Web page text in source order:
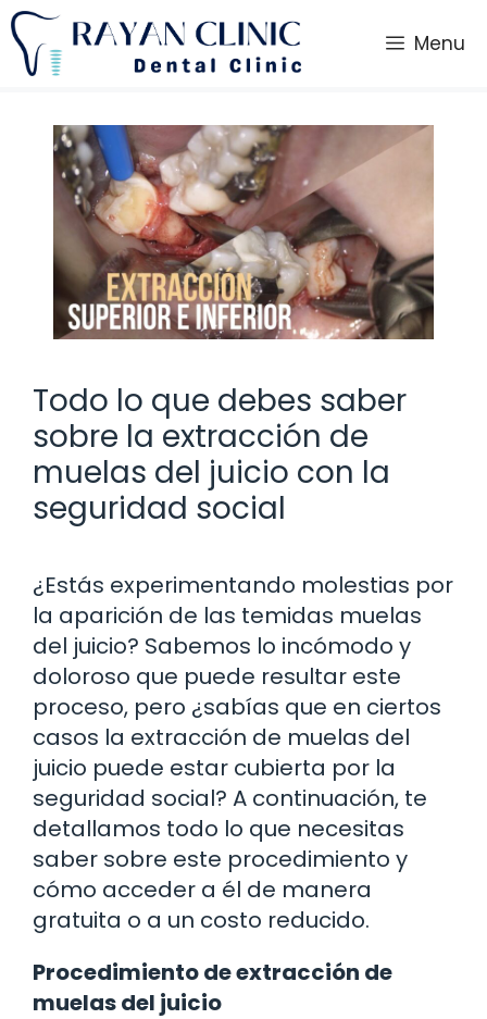
Saltar
al
contenido
Menu
Todo lo que debes saber
sobre la extracción de
muelas del juicio con la
seguridad social
¿Estás experimentando molestias por
la aparición de las temidas muelas
del juicio? Sabemos lo incómodo y
doloroso que puede resultar este
proceso, pero ¿sabías que en ciertos
casos la extracción de muelas del
juicio puede estar cubierta por la
seguridad social? A continuación, te
detallamos todo lo que necesitas
saber sobre este procedimiento y
cómo acceder a él de manera
gratuita o a un costo reducido.
Procedimiento de extracción de
muelas del juicio